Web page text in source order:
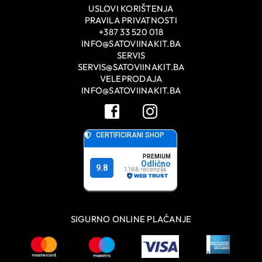
USLOVI KORIŠTENJA
PRAVILA PRIVATNOSTI
+387 33 520 018
INFO@SATOVIINAKIT.BA
SERVIS
SERVIS@SATOVIINAKIT.BA
VELEPRODAJA
INFO@SATOVIINAKIT.BA
SIGURNO ONLINE PLAĆANJE